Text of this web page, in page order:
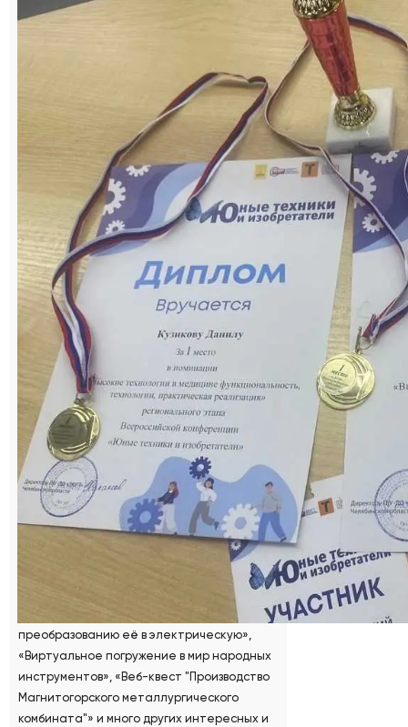
Команда саткинского «IT-куба» заняла
первое место на конференции юных
техников, которая состоялась в
Челябинске 22 мая и собрала 23 команды
из 11 городов региона. Данила Кузиков и
Савелий Стульцев вместе со своим
педагогом-наставником Максимом
Гайнановым представляли проект
мобильного приложения «Носорог»,
который предназначен для занятий по
корректировке зрения у детей и взрослых
и был признан лучшим в номинации
«Высокие технологии в медицине».
В числе призёров других номинаций (всего
их было семь: умный мир, IT и образование,
транспортные технологии, экология и
другие) авторы таких проектов, как
«Электровелосипед своими руками»,
устройства по сбору солнечной энергии и
преобразованию её в электрическую»,
«Виртуальное погружение в мир народных
инструментов», «Веб-квест "Производство
Магнитогорского металлургического
комбината"» и много других интересных и